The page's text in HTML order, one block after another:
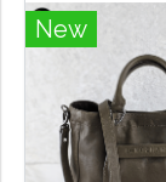
New